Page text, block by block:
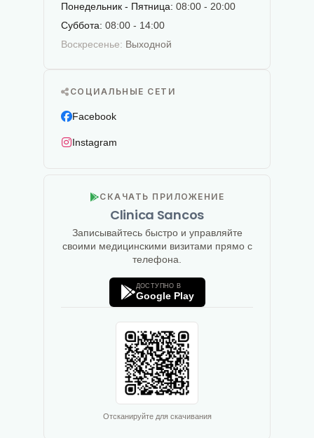
Понедельник - Пятница: 08:00 - 20:00
Суббота: 08:00 - 14:00
Воскресенье: Выходной
СОЦИАЛЬНЫЕ СЕТИ
Facebook
Instagram
СКАЧАТЬ ПРИЛОЖЕНИЕ
Clinica Sancos
Записывайтесь быстро и управляйте
своими медицинскими визитами прямо с
телефона.
ДОСТУПНО В
Google Play
Отсканируйте для скачивания